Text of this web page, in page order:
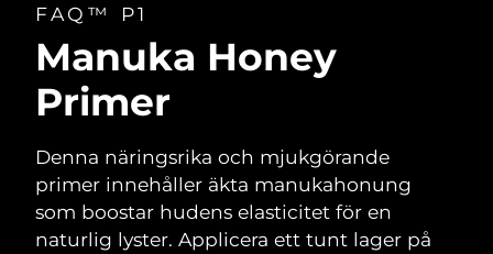
FAQ™ P1
Manuka Honey
Primer
Denna näringsrika och mjukgörande
primer innehåller äkta manukahonung
som boostar hudens elasticitet för en
naturlig lyster. Applicera ett tunt lager på